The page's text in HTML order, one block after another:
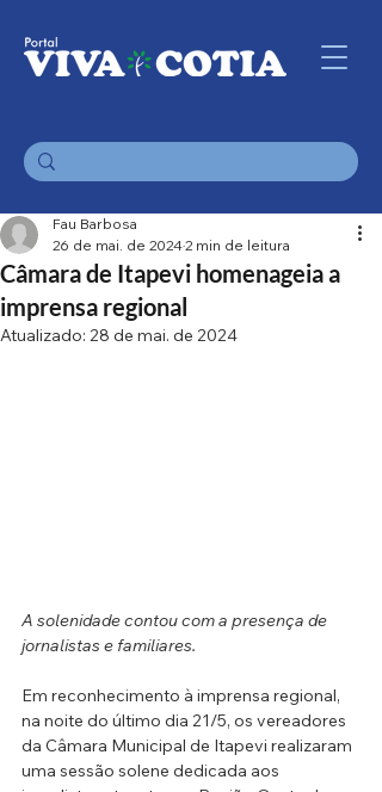
Câmara de Itapevi homenageia a
imprensa regional
Fau Barbosa
26 de mai. de 20242 min de leitura
Atualizado: 28 de mai. de 2024
A solenidade contou com a presença de
jornalistas e familiares.
Em reconhecimento à imprensa regional,
na noite do último dia 21/5, os vereadores
da Câmara Municipal de Itapevi realizaram
uma sessão solene dedicada aos